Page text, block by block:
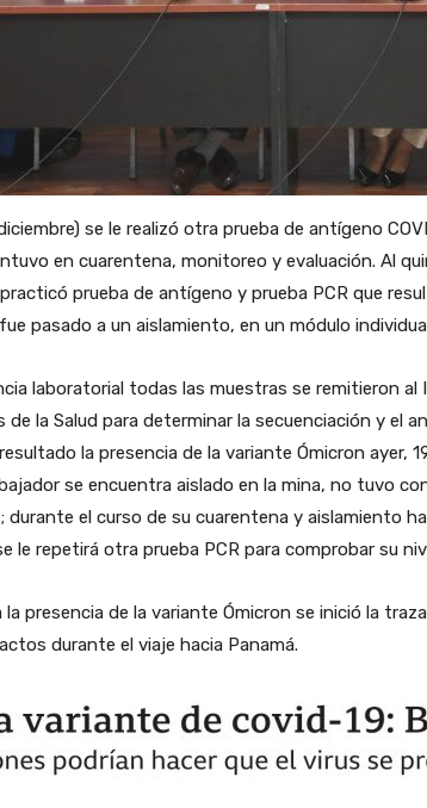
se le realizó otra prueba de antígeno
en cuarentena, monitoreo y evaluación. Al
prueba de antígeno y prueba PCR que
pasado a un aislamiento, en un módulo
laboratorial todas las muestras se remitieron
de la Salud para determinar la secuenciación y el
la presencia de la variante Ómicron ayer,
se encuentra aislado en la mina, no tuvo
el curso de su cuarentena y aislamiento
le repetirá otra prueba PCR para comprobar su
presencia de la variante Ómicron se inició la
durante el viaje hacia Panamá.